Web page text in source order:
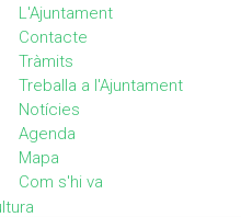
L'Ajuntament
Contacte
Tràmits
Treballa a l'Ajuntament
Notícies
Agenda
Mapa
Com s'hi va